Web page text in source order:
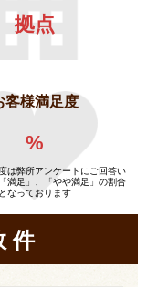
拠点
客様満足度
%
は弊所アンケートにご回答い
満足」、「やや満足」の割合
となっております
件